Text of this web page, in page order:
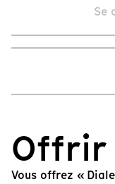
Se
Offrir
Vous offrez «